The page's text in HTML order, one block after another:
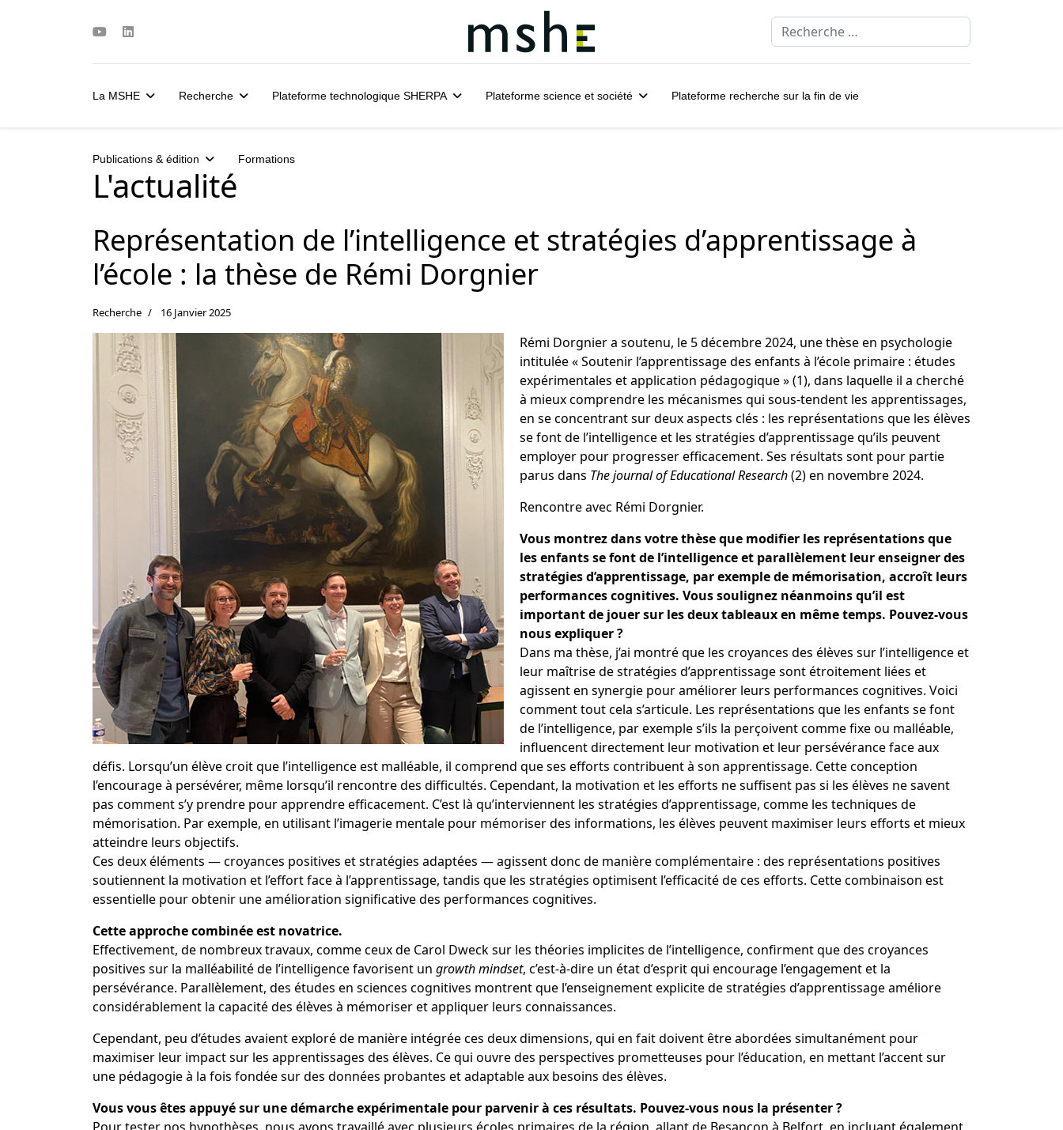
Rechercher
La MSHE Recherche Plateforme technologique SHERPA Plateforme science et société Plateforme recherche sur la fin de vie
Publications & édition Formations
L'actualité
Représentation de l’intelligence et stratégies d’apprentissage à
l’école : la thèse de Rémi Dorgnier
Recherche 16 Janvier 2025
Rémi Dorgnier a soutenu, le 5 décembre 2024, une thèse en psychologie
intitulée «Soutenir l’apprentissage des enfants à l’école primaire : études
expérimentales et application pédagogique»(1), dans laquelle il a cherché
à mieux comprendre les mécanismes qui sous-tendent les apprentissages,
en se concentrant sur deux aspects clés : les représentations que les élèves
se font de l’intelligence et les stratégies d’apprentissage qu’ils peuvent
employer pour progresser efficacement. Ses résultats sont pour partie
parus dans The journal of Educational Research(2) en novembre 2024.
Rencontre avec Rémi Dorgnier.
Vous montrez dans votre thèse que modifier les représentations que
les enfants se font de l’intelligence et parallèlement leur enseigner des
stratégies d’apprentissage, par exemple de mémorisation, accroît leurs
performances cognitives. Vous soulignez néanmoins qu’il est
important de jouer sur les deux tableaux en même temps. Pouvez-vous
nous expliquer ?
Dans ma thèse, j’ai montré que les croyances des élèves sur l’intelligence et
leur maîtrise de stratégies d’apprentissage sont étroitement liées et
agissent en synergie pour améliorer leurs performances cognitives. Voici
comment tout cela s’articule. Les représentations que les enfants se font
de l’intelligence, par exemple s’ils la perçoivent comme fixe ou malléable,
influencent directement leur motivation et leur persévérance face aux
défis. Lorsqu’un élève croit que l’intelligence est malléable, il comprend que ses efforts contribuent à son apprentissage. Cette conception
l’encourage à persévérer, même lorsqu’il rencontre des difficultés. Cependant, la motivation et les efforts ne suffisent pas si les élèves ne savent
pas comment s’y prendre pour apprendre efficacement. C’est là qu’interviennent les stratégies d’apprentissage, comme les techniques de
mémorisation. Par exemple, en utilisant l’imagerie mentale pour mémoriser des informations, les élèves peuvent maximiser leurs efforts et mieux
atteindre leurs objectifs.
Ces deux éléments — croyances positives et stratégies adaptées — agissent donc de manière complémentaire : des représentations positives
soutiennent la motivation et l’effort face à l’apprentissage, tandis que les stratégies optimisent l’efficacité de ces efforts. Cette combinaison est
essentielle pour obtenir une amélioration significative des performances cognitives.
Cette approche combinée est novatrice.
Effectivement, de nombreux travaux, comme ceux de Carol Dweck sur les théories implicites de l’intelligence, confirment que des croyances
positives sur la malléabilité de l’intelligence favorisent un growth mindset, c’est-à-dire un état d’esprit qui encourage l’engagement et la
persévérance. Parallèlement, des études en sciences cognitives montrent que l’enseignement explicite de stratégies d’apprentissage améliore
considérablement la capacité des élèves à mémoriser et appliquer leurs connaissances.
Cependant, peu d’études avaient exploré de manière intégrée ces deux dimensions, qui en fait doivent être abordées simultanément pour
maximiser leur impact sur les apprentissages des élèves. Ce qui ouvre des perspectives prometteuses pour l’éducation, en mettant l’accent sur
une pédagogie à la fois fondée sur des données probantes et adaptable aux besoins des élèves.
Vous vous êtes appuyé sur une démarche expérimentale pour parvenir à ces résultats. Pouvez-vous nous la présenter?